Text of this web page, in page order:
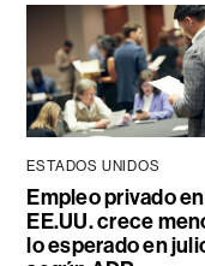
ESTADOS UNIDOS
Empleo privado en
EE.UU. crece
lo esperado en